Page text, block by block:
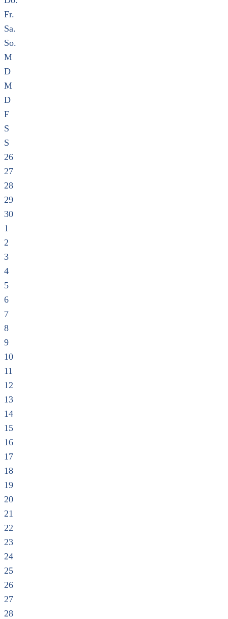
Fr.
Sa.
So.
M
D
M
D
F
S
S
26
27
28
29
30
1
2
3
4
5
6
7
8
9
10
11
12
13
14
15
16
17
18
19
20
21
22
23
24
25
26
27
28